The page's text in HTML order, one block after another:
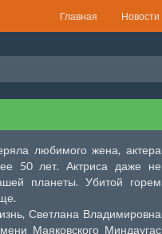
Главная Новости
любимого жена, актера
50 лет. Актриса даже не
планеты. Убитой горем
Светлана Владимировна
Маяковского Миндаугас